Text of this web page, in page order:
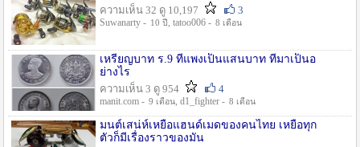
ความเห็น 32 ดู 10,197
3
Suwanarty - 10 ปี , tatoo006 - 8 เดือน
เหรียญบาท ร.9 ที่แพงเป็นแสนบาท ที่มาเป็นอ
ย่างไร
ความเห็น 3 ดู 954
4
manit.com - 9 เดือน, d1_fighter - 8 เดือน
มนต์เสน่ห์เหยื่อแฮนด์เมดของคนไทย เหยื่อทุก
ตัวก็มีเรื่องราวของมัน